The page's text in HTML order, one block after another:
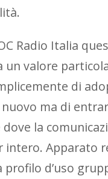
Radio Italia
un valore
di
ma di
la
intero. Apparato
profilo d’uso